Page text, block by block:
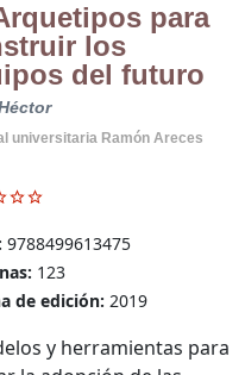
para
los
del futuro
universitaria Ramón Areces
9788499613475
123
de edición: 2019
y herramientas para